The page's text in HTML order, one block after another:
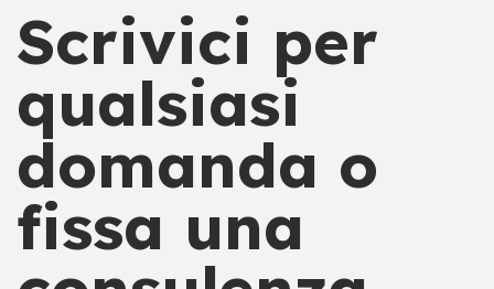
Scrivici per
qualsiasi
domanda o
fissa una